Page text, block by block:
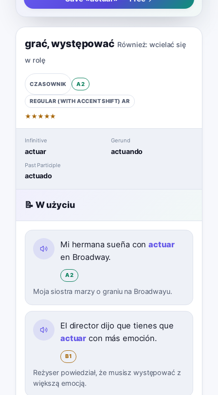
grać,występować Również: wcielać się
w rolę
CZASOWNIK A2
REGULAR (WITH ACCENT SHIFT) AR
★★★★★
Infinitive
actuar
Gerund
actuando
Past Participle
actuado
📝 W użyciu
Mi hermana sueña conactuar
en Broadway.
A2
Moja siostra marzy o graniu na Broadwayu.
El director dijo que tienes que
actuar con más emoción.
B1
Reżyser powiedział, że musisz występować z
większą emocją.